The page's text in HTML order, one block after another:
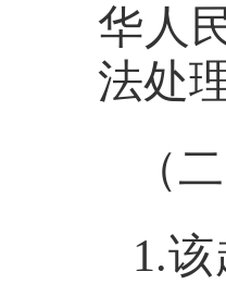
华人
法处
（
1.该